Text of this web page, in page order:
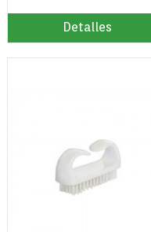
Detalles